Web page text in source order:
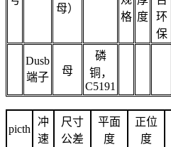
母）
格 度
环
保
Dusb
端子
母
磷
铜，
C5191
picth
冲
速
尺寸
公差
平面
度
正位
度